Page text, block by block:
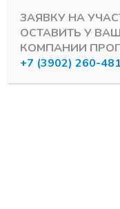
ЗАЯВКУ НА
ОСТАВИТЬ У
КОМПАНИИ
+7 (3902) 260-481